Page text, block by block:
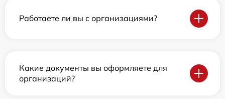
Работаете ли вы с организациями?
Какие документы вы оформляете для
организаций?